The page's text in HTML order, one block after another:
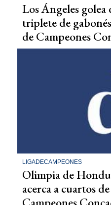
Los Ángeles golea
triplete de
de Campeones
LIGADECAMPEONES
Olimpia de
acerca a cuartos